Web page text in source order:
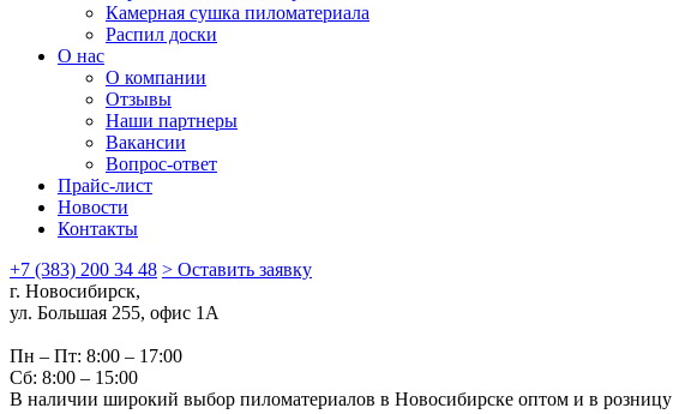
Камерная сушка пиломатериала
Распил доски
О нас
О компании
Отзывы
Наши партнеры
Вакансии
Вопрос-ответ
Прайс-лист
Новости
Контакты
+7 (383) 200 34 48 > Оставить заявку
г. Новосибирск,
ул. Большая 255, офис 1А
Пн – Пт: 8:00 – 17:00
Сб: 8:00 – 15:00
В наличии широкий выбор пиломатериалов в Новосибирске оптом и в розницу